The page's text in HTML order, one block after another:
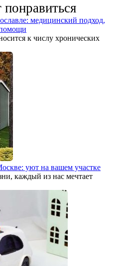
медицинский подход,
к числу хронических
уют на вашем участке
каждый из нас мечтает